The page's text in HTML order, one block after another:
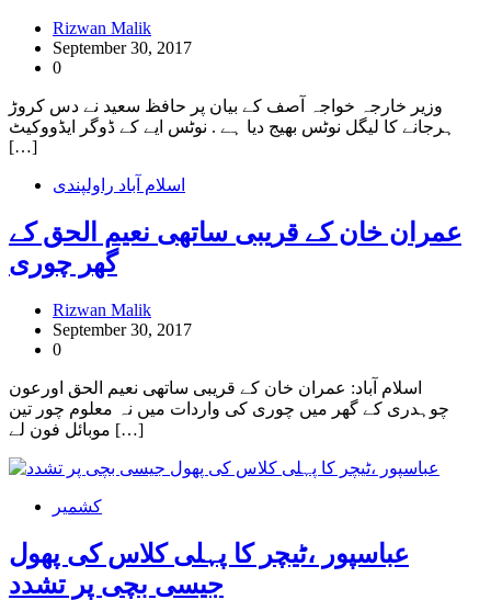
Rizwan Malik
September 30, 2017
0
وزیر خارجہ خواجہ آصف کے بیان پر حافظ سعید نے دس کروڑ
ہرجانے کا لیگل نوٹس بھیج دیا ہے . نوٹس ایے کے ڈوگر ایڈووکیٹ
[…]
اسلام آباد راولپندی
عمران خان کے قریبی ساتھی نعیم الحق کے
گھر چوری
Rizwan Malik
September 30, 2017
0
اسلام آباد: عمران خان کے قریبی ساتھی نعیم الحق اورعون
چوہدری کے گھر میں چوری کی واردات میں نہ معلوم چور تین
موبائل فون لے […]
کشمیر
عباسپور ،ٹیچر کا پہلی کلاس کی پھول
جیسی بچی پر تشدد